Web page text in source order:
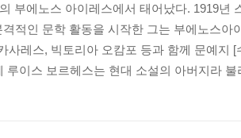
부에노스 아이레스에서 태어났다. 1919년
격적인 문학 활동을 시작한 그는 부에노스
사레스, 빅토리아 오캄포 등과 함께 문예지
루이스 보르헤스는 현대 소설의 아버지라